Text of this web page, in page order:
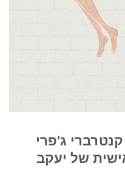
ג'פרי
של יעקב